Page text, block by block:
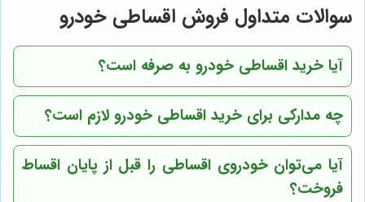
سوالات متداول فروش اقساطی خودرو
آیا خرید اقساطی خودرو به صرفه است؟
چه مدارکی برای خرید اقساطی خودرو لازم است؟
آیا می‌توان خودروی اقساطی را قبل از پایان اقساط
فروخت؟